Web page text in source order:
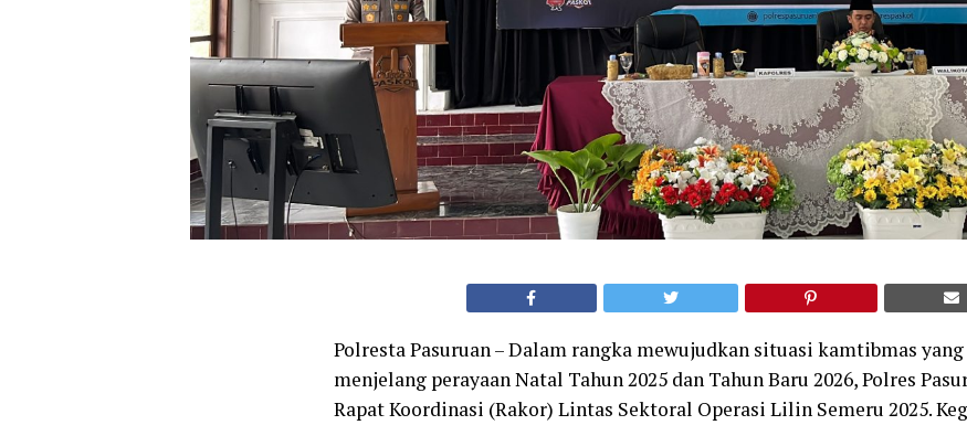
Polresta Pasuruan – Dalam rangka mewujudkan situasi kamtibmas
menjelang perayaan Natal Tahun 2025 dan Tahun Baru 2026, Polres
Rapat Koordinasi (Rakor) Lintas Sektoral Operasi Lilin Semeru 2025.